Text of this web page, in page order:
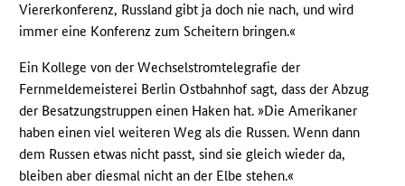
Viererkonferenz, Russland gibt ja doch nie nach, und wird
immer eine Konferenz zum Scheitern bringen.«
Ein Kollege von der Wechselstromtelegrafie der
Fernmeldemeisterei Berlin Ostbahnhof sagt, dass der Abzug
der Besatzungstruppen einen Haken hat. »Die Amerikaner
haben einen viel weiteren Weg als die Russen. Wenn dann
dem Russen etwas nicht passt, sind sie gleich wieder da,
bleiben aber diesmal nicht an der Elbe stehen.«